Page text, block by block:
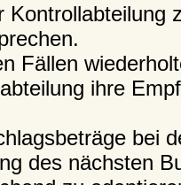
Kontrollabteilung
Fällen
ihre
bei
des nächsten